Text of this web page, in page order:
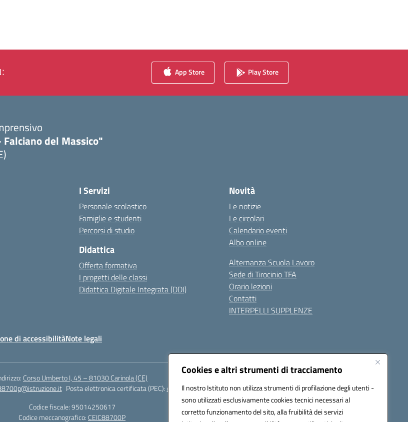
Cookies e altri strumenti di tracciamento
Il nostro Istituto non utilizza strumenti di profilazione degli utenti -
sono utilizzati esclusivamente cookies tecnici necessari al
corretto funzionamento del sito, alla fruibilità dei servizi
App Store Play Store
del Massico"
I Servizi
Personale scolastico
Famiglie e studenti
Percorsi di studio
Didattica
Offerta formativa
I progetti delle classi
Didattica Digitale Integrata (DDI)
Novità
Le notizie
Le circolari
Calendario eventi
Albo online
Alternanza Scuola Lavoro
Sede di Tirocinio TFA
Orario lezioni
Contatti
INTERPELLI SUPPLENZE
di accessibilitàNote legali
Corso Umberto I, 45 – 81030 Carinola (CE)
Posta elettronica certificata (PEC):ceic88700p@pec.istruzione.it
Codice fiscale: 95014250617
Codice meccanografico: CEIC88700P